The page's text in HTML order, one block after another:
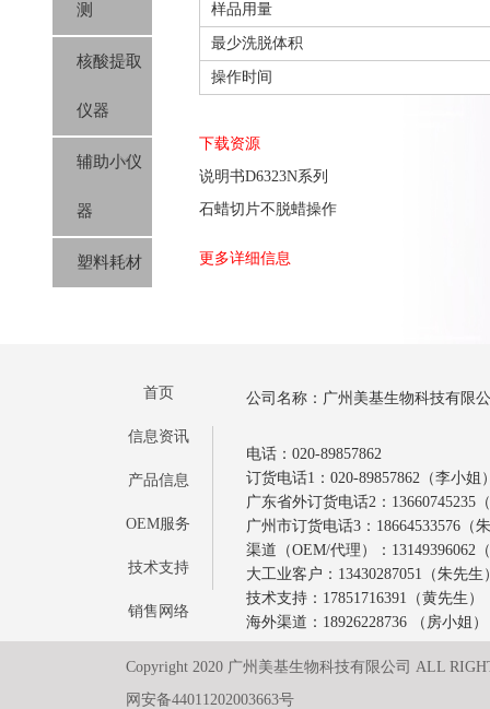
测
核酸提取
仪器
辅助小仪
器
塑料耗材
样品用量
最少洗脱体积
操作时间
下载资源
说明书D6323N系列
石蜡切片不脱蜡操作
更多详细信息
首页
信息资讯
产品信息
OEM服务
技术支持
销售网络
公司名称：广州美基生物科技有限
电话：020-89857862
订货电话1：020-89857862（李小姐
广东省外订货电话2：13660745235
广州市订货电话3：18664533576（
渠道（OEM/代理）：13149396062
大工业客户：13430287051（朱先生
技术支持：17851716391（黄先生）
海外渠道：18926228736 （房小姐）
Copyright 2020 广州美基生物科技有限公司 ALL
网安备44011202003663号